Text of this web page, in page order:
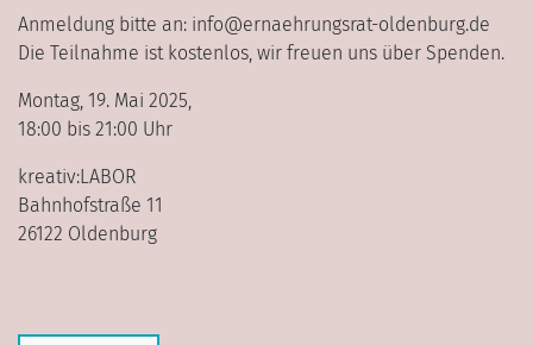
Anmeldung bitte an: info@ernaehrungsrat-oldenburg.de
Die Teilnahme ist kostenlos, wir freuen uns über Spenden.
Montag, 19. Mai 2025,
18:00 bis 21:00 Uhr
kreativ:LABOR
Bahnhofstraße 11
26122 Oldenburg